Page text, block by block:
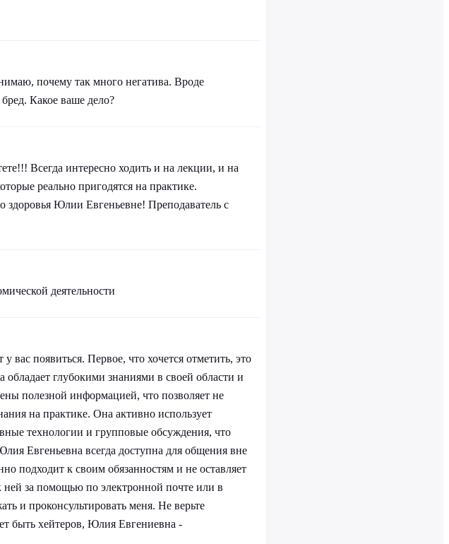
почему так много негатива. Вроде
Какое ваше дело?
Всегда интересно ходить и на лекции, и на
реально пригодятся на практике.
здоровья Юлии Евгеньевне! Преподаватель с
деятельности
появиться. Первое, что хочется отметить, это
глубокими знаниями в своей области и
полезной информацией, что позволяет не
на практике. Она активно использует
технологии и групповые обсуждения, что
Евгеньевна всегда доступна для общения вне
подходит к своим обязанностям и не оставляет
ней за помощью по электронной почте или в
и проконсультировать меня. Не верьте
быть хейтеров, Юлия Евгениевна -